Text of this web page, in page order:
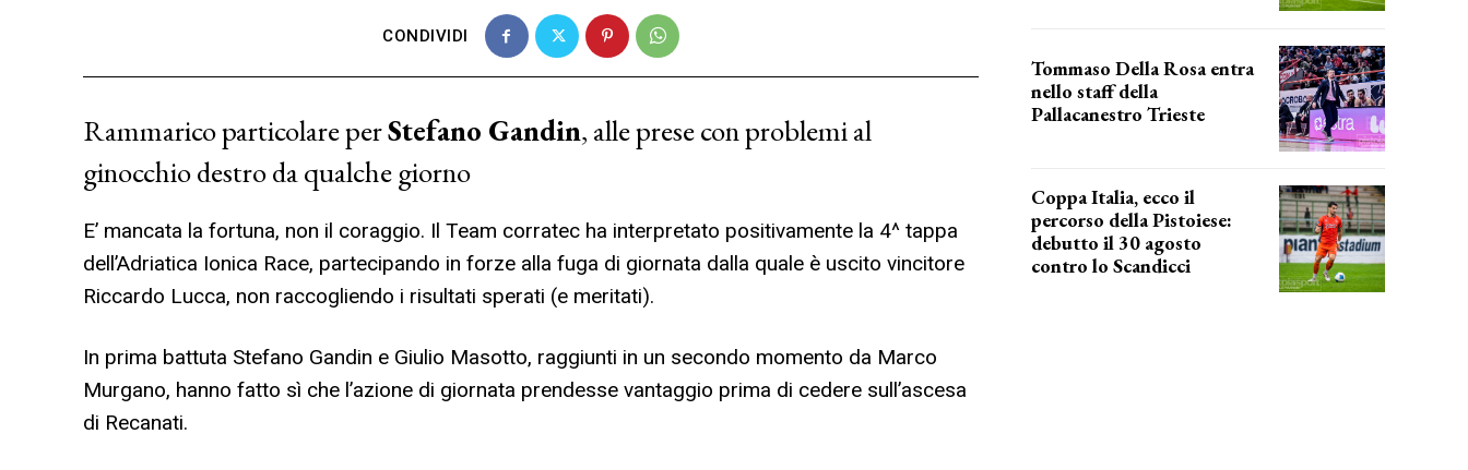
CONDIVIDI
Rammarico particolare perStefano Gandin, alle prese con problemi al
ginocchio destro da qualche giorno
E’ mancata la fortuna, non il coraggio. Il Team corratec ha interpretato positivamente la 4^ tappa
dell’Adriatica Ionica Race, partecipando in forze alla fuga di giornata dalla quale è uscito vincitore
Riccardo Lucca, non raccogliendo i risultati sperati (e meritati).
In prima battuta Stefano Gandin e Giulio Masotto, raggiunti in un secondo momento da Marco
Murgano, hanno fatto sì che l’azione di giornata prendesse vantaggio prima di cedere sull’ascesa
di Recanati.
Tommaso Della Rosa entra
nello staff della
Pallacanestro Trieste
Coppa Italia, ecco il
percorso della Pistoiese:
debutto il 30 agosto
contro lo Scandicci